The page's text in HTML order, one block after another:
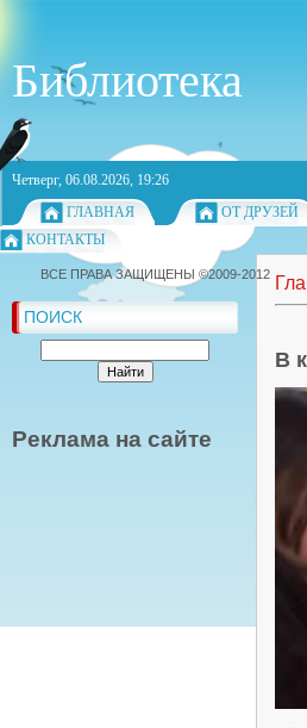
Библиотека
Четверг, 06.08.2026, 19:26
ГЛАВНАЯ
ОТ ДРУЗЕЙ
КОНТАКТЫ
ПОИСК
Реклама на сайте
В
ВСЕ ПРАВА ЗАЩИЩЕНЫ ©2009-2012